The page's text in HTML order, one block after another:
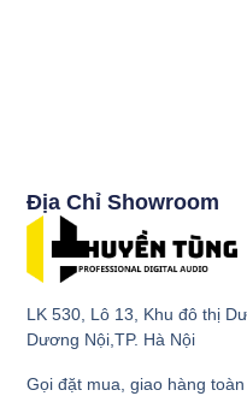
Địa Chỉ Showroom
LK 530, Lô 13, Khu đô thị
Dương Nội,TP. Hà Nội
Gọi đặt mua, giao hàng toàn